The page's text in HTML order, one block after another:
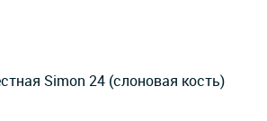
Simon 24 (слоновая кость)